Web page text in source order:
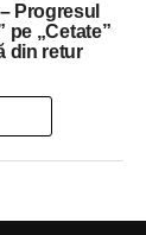
Progresul
pe „Cetate”
din retur